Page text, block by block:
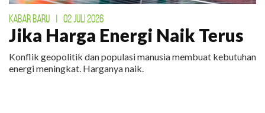
KABAR BARU 02 JULI 2026
Jika Harga Energi Naik Terus
Konflik geopolitik dan populasi manusia membuat kebutuhan
energi meningkat. Harganya naik.